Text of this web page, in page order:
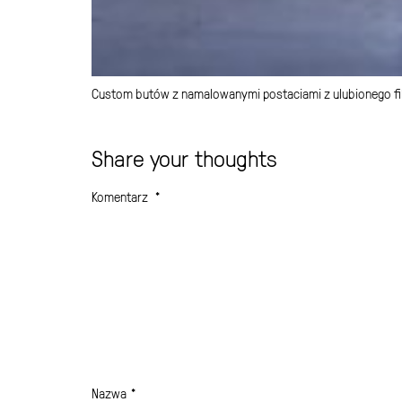
Custom butów z namalowanymi postaciami z ulubionego
Share your thoughts
Komentarz *
Nazwa *